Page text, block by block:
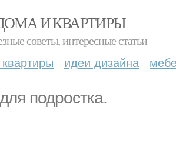
И КВАРТИРЫ
советы, интересные статьи
идеи дизайна
подростка.